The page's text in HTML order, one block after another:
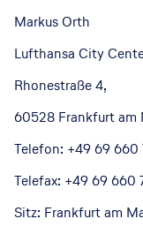
Markus Orth
Lufthansa City
Rhonestraße 4,
60528 Frankfurt am
Telefon: +49 69 660
Telefax: +49 69 660
Sitz: Frankfurt am